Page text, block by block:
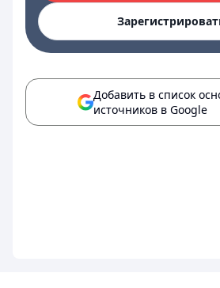
Добавить в список
источников в Google